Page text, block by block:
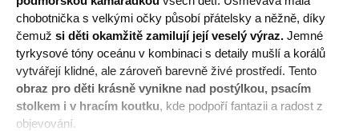
chobotnička s velkými očky působí přátelsky a něžně, díky
čemuž si děti okamžitě zamilují její veselý výraz. Jemné
tyrkysové tóny oceánu v kombinaci s detaily mušlí a korálů
vytvářejí klidné, ale zároveň barevně živé prostředí. Tento
obraz pro děti krásně vynikne nad postýlkou, psacím
stolkem i v hracím koutku, kde podpoří fantazii a radost z
objevování.